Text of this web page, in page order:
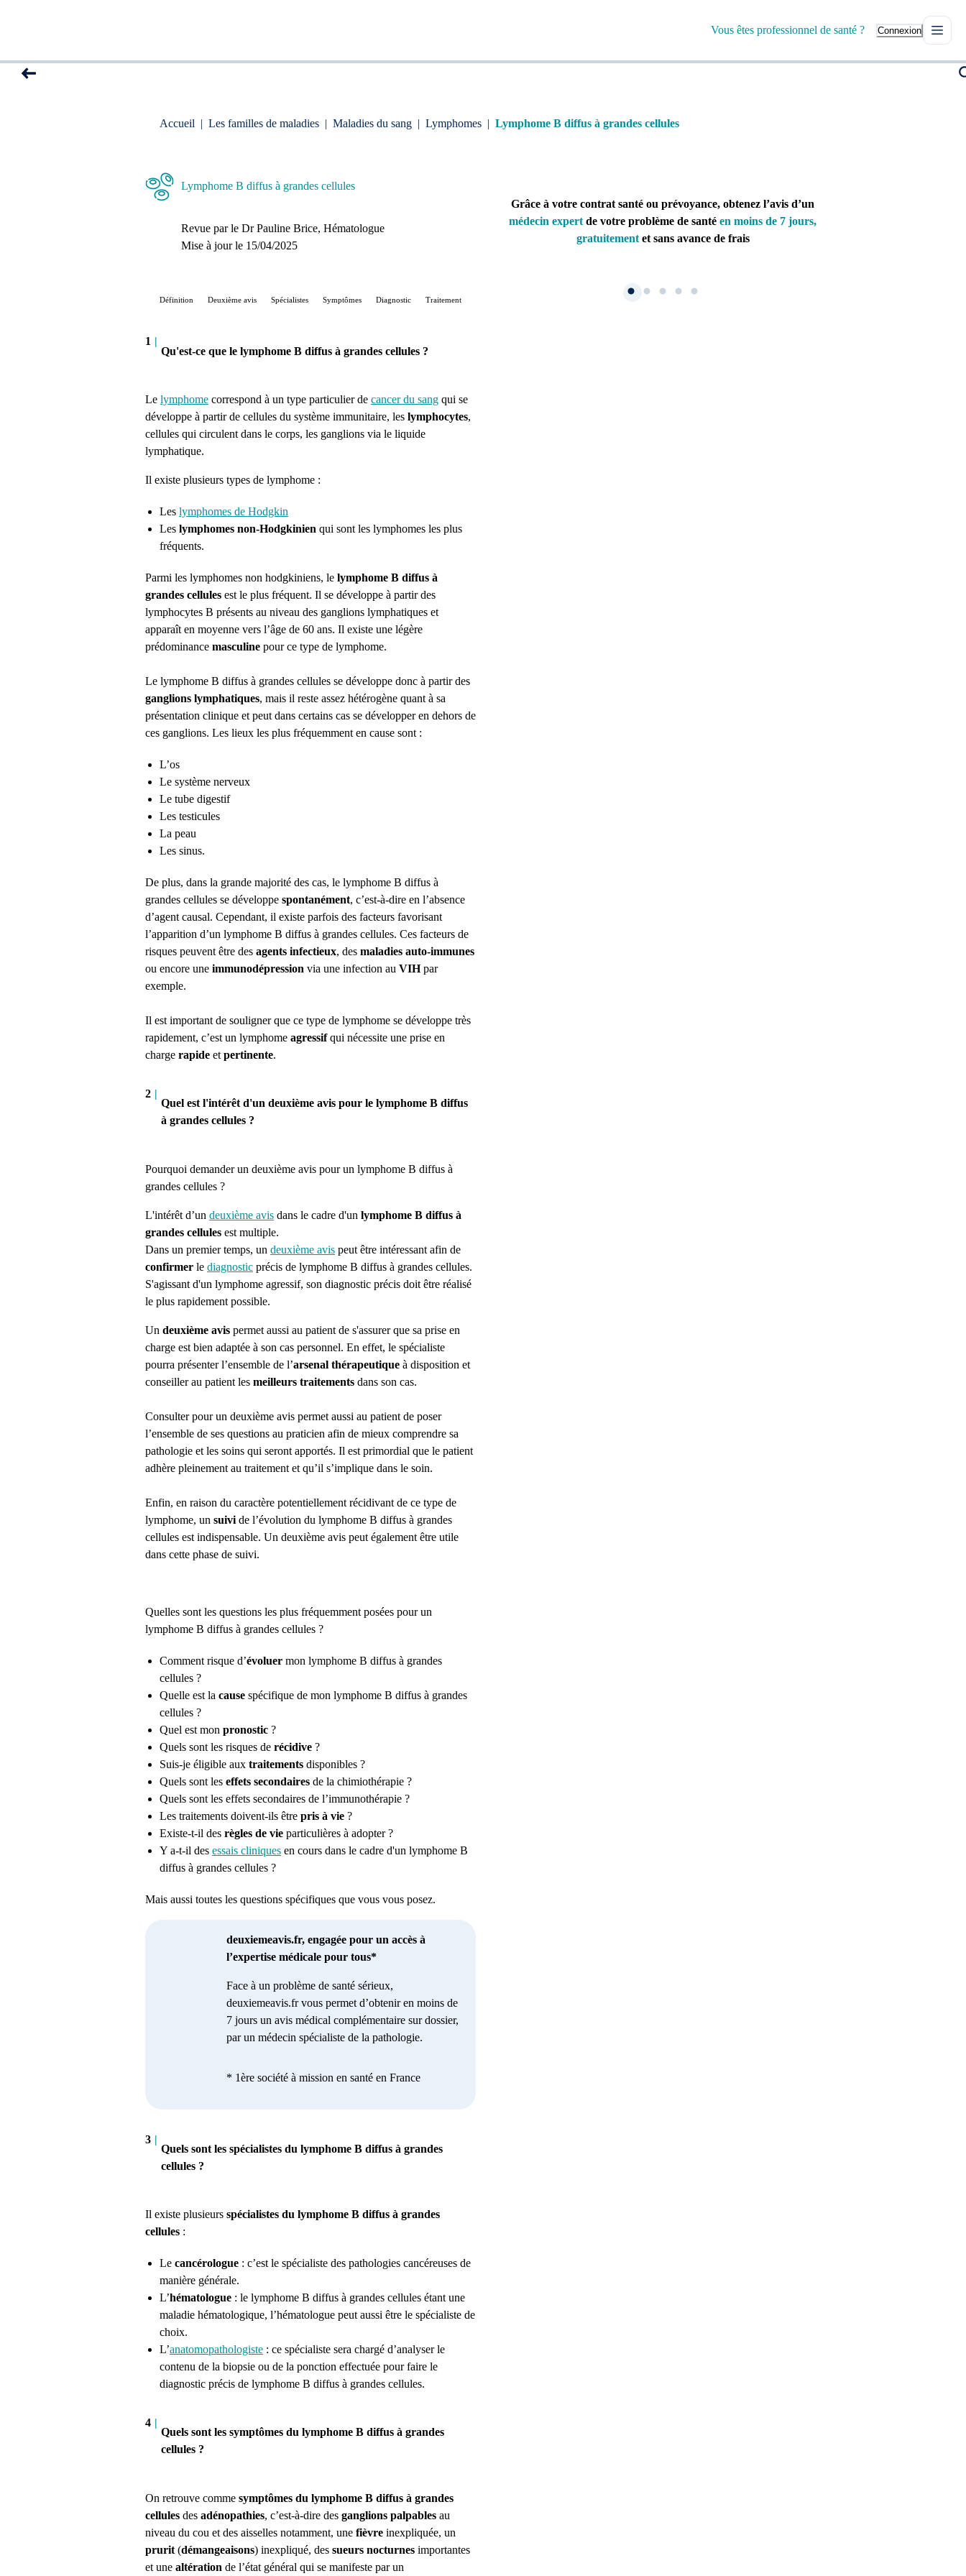
Vous êtes professionnel de santé ? Connexion
Accueil | Les familles de maladies | Maladies du sang | Lymphomes | Lymphome B diffus à grandes cellules
Lymphome B diffus à grandes cellules
Revue par le Dr Pauline Brice, Hématologue
Mise à jour le 15/04/2025
Définition Deuxième avis Spécialistes Symptômes Diagnostic Traitement
1 |
Qu'est-ce que le lymphome B diffus à grandes cellules ?
Le lymphome correspond à un type particulier de cancer du sang qui se
développe à partir de cellules du système immunitaire, les lymphocytes,
cellules qui circulent dans le corps, les ganglions via le liquide
lymphatique.
Il existe plusieurs types de lymphome :
Les lymphomes de Hodgkin
Les lymphomes non-Hodgkinien qui sont les lymphomes les plus
fréquents.
Parmi les lymphomes non hodgkiniens, le lymphome B diffus à
grandes cellules est le plus fréquent. Il se développe à partir des
lymphocytes B présents au niveau des ganglions lymphatiques et
apparaît en moyenne vers l’âge de 60 ans. Il existe une légère
prédominance masculine pour ce type de lymphome.
Le lymphome B diffus à grandes cellules se développe donc à partir des
ganglions lymphatiques, mais il reste assez hétérogène quant à sa
présentation clinique et peut dans certains cas se développer en dehors de
ces ganglions. Les lieux les plus fréquemment en cause sont :
L’os
Le système nerveux
Le tube digestif
Les testicules
La peau
Les sinus.
De plus, dans la grande majorité des cas, le lymphome B diffus à
grandes cellules se développe spontanément, c’est-à-dire en l’absence
d’agent causal. Cependant, il existe parfois des facteurs favorisant
l’apparition d’un lymphome B diffus à grandes cellules. Ces facteurs de
risques peuvent être des agents infectieux, des maladies auto-immunes
ou encore une immunodépression via une infection au VIHpar
exemple.
Il est important de souligner que ce type de lymphome se développe très
rapidement, c’est un lymphome agressifqui nécessite une prise en
charge rapide et pertinente.
2 |
Quel est l'intérêt d'un deuxième avis pour le lymphome B diffus
à grandes cellules ?
Pourquoi demander un deuxième avis pour un lymphome B diffus à
grandes cellules ?
L'intérêt d’un deuxième avis dans le cadre d'un lymphome B diffus à
grandes cellules est multiple.
Dans un premier temps, un deuxième avis peut être intéressant afin de
confirmer le diagnostic précis de lymphome B diffus à grandes cellules.
S'agissant d'un lymphome agressif, son diagnostic précis doit être réalisé
le plus rapidement possible.
Un deuxième avis permet aussi au patient de s'assurer que sa prise en
charge est bien adaptée à son cas personnel. En effet, le spécialiste
pourra présenter l’ensemble de l’arsenal thérapeutique à disposition et
conseiller au patient les meilleurs traitements dans son cas.
Consulter pour un deuxième avis permet aussi au patient de poser
l’ensemble de ses questions au praticien afin de mieux comprendre sa
pathologie et les soins qui seront apportés. Il est primordial que le patient
adhère pleinement au traitement et qu’il s’implique dans le soin.
Enfin, en raison du caractère potentiellement récidivant de ce type de
lymphome, un suivi de l’évolution du lymphome B diffus à grandes
cellules est indispensable. Un deuxième avis peut également être utile
dans cette phase de suivi.
Quelles sont les questions les plus fréquemment posées pourun
lymphome B diffus à grandes cellules ?
Comment risque d’évoluer mon lymphome B diffus à grandes
cellules ?
Quelle est la cause spécifique de mon lymphome B diffus à grandes
cellules ?
Quel est mon pronostic ?
Quels sont les risques de récidive ?
Suis-je éligible aux traitements disponibles ?
Quels sont les effets secondaires de la chimiothérapie ?
Quels sont les effets secondaires de l’immunothérapie ?
Les traitements doivent-ils être pris à vie ?
Existe-t-il des règles de vie particulières à adopter ?
Y a-t-il des essais cliniques en cours dans le cadre d'un lymphome B
diffus à grandes cellules ?
Mais aussi toutes les questions spécifiques que vous vous posez.
deuxiemeavis.fr, engagée pour un accès à
l’expertise médicale pour tous*
Face à un problème de santé sérieux,
deuxiemeavis.fr vous permet d’obtenir en moins de
7 jours un avis médical complémentaire sur dossier,
par un médecin spécialiste de la pathologie.
* 1ère société à mission en santé en France
3 |
Quels sont les spécialistes du lymphome B diffus à grandes
cellules ?
Il existe plusieurs spécialistes du lymphome B diffus à grandes
cellules :
Le cancérologue : c’est le spécialiste des pathologies cancéreuses de
manière générale.
L’hématologue : le lymphome B diffus à grandes cellules étant une
maladie hématologique, l’hématologue peut aussi être le spécialiste de
choix.
L’anatomopathologiste : ce spécialiste sera chargé d’analyser le
contenu de la biopsie ou de la ponction effectuée pour faire le
diagnostic précis de lymphome B diffus à grandes cellules.
4 |
Quels sont les symptômes du lymphome B diffus à grandes
cellules ?
On retrouve comme symptômes du lymphome B diffus à grandes
cellules des adénopathies, c’est-à-dire des ganglions palpables au
niveau du cou et des aisselles notamment, une fièvre inexpliquée, un
prurit (démangeaisons) inexpliqué, des sueurs nocturnes importantes
et une altération de l’état général qui se manifeste par un
Grâce à votre contrat santé ou prévoyance, obtenez l’avis d’un
médecin expert de votre problème de santé en moins de 7 jours,
gratuitementet sans avance de frais